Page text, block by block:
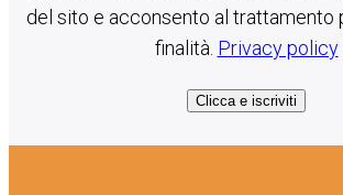
del sito e acconsento al trattamento
finalità. Privacy policy
Clicca e iscriviti